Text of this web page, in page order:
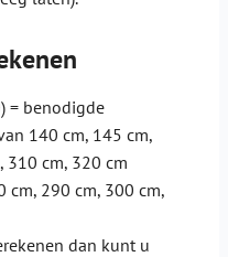
= benodigde
140 cm, 145 cm,
310 cm, 320 cm
cm, 290 cm, 300 cm,
dan kunt u